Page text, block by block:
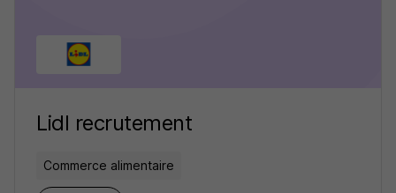
Lidl recrutement
Commerce alimentaire